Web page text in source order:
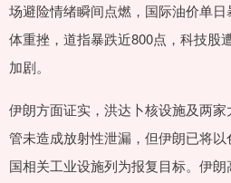
场避险情绪瞬间点燃，国际油价单
体重挫，道指暴跌近800点，科技股
加剧。
伊朗方面证实，洪达卜核设施及两
管未造成放射性泄漏，但伊朗已将
国相关工业设施列为报复目标。伊